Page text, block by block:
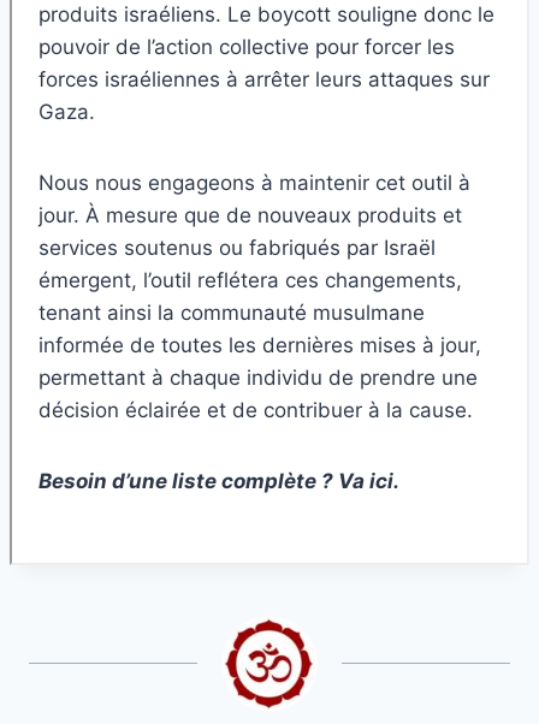
produits israéliens. Le boycott souligne donc le
pouvoir de l’action collective pour forcer les
forces israéliennes à arrêter leurs attaques sur
Gaza.
Nous nous engageons à maintenir cet outil à
jour. À mesure que de nouveaux produits et
services soutenus ou fabriqués par Israël
émergent, l’outil reflétera ces changements,
tenant ainsi la communauté musulmane
informée de toutes les dernières mises à jour,
permettant à chaque individu de prendre une
décision éclairée et de contribuer à la cause.
Besoin d’une liste complète ? Va ici.